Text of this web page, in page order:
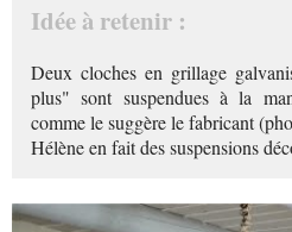
Idée à retenir :
Deux cloches en grillage
plus" sont suspendues à la
comme le suggère le fabricant
Hélène en fait des suspensions